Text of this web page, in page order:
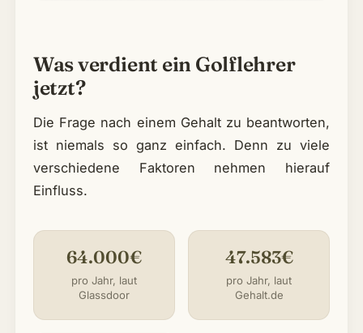
Was verdient ein Golflehrer
jetzt?
Die Frage nach einem Gehalt zu beantworten,
ist niemals so ganz einfach. Denn zu viele
verschiedene Faktoren nehmen hierauf
Einfluss.
64.000€
pro Jahr, laut
Glassdoor
47.583€
pro Jahr, laut
Gehalt.de